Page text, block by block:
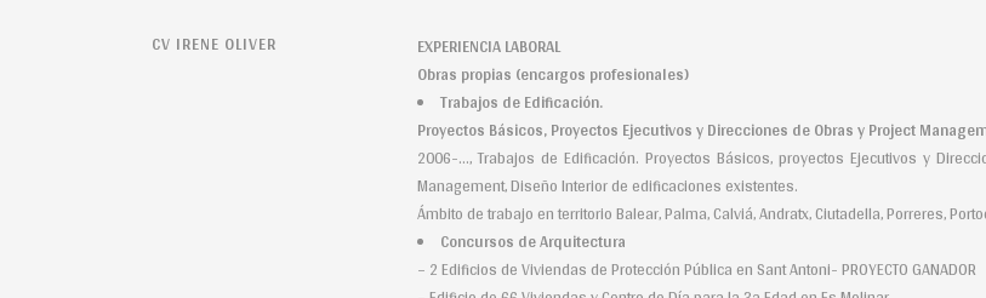
CV IRENE OLIVER
EXPERIENCIA LABORAL
Obras propias (encargos profesionales)
Trabajos de Edificación.
Proyectos Básicos, Proyectos Ejecutivos y Direcciones de Obras y Project
2006-…, Trabajos de Edificación. Proyectos Básicos, proyectos Ejecutivos y
Management, Diseño Interior de edificaciones existentes.
Ámbito de trabajo en territorio Balear, Palma, Calviá, Andratx, Ciutadella, Porreres,
Concursos de Arquitectura
– 2 Edificios de Viviendas de Protección Pública en Sant Antoni- PROYECTO GANADOR